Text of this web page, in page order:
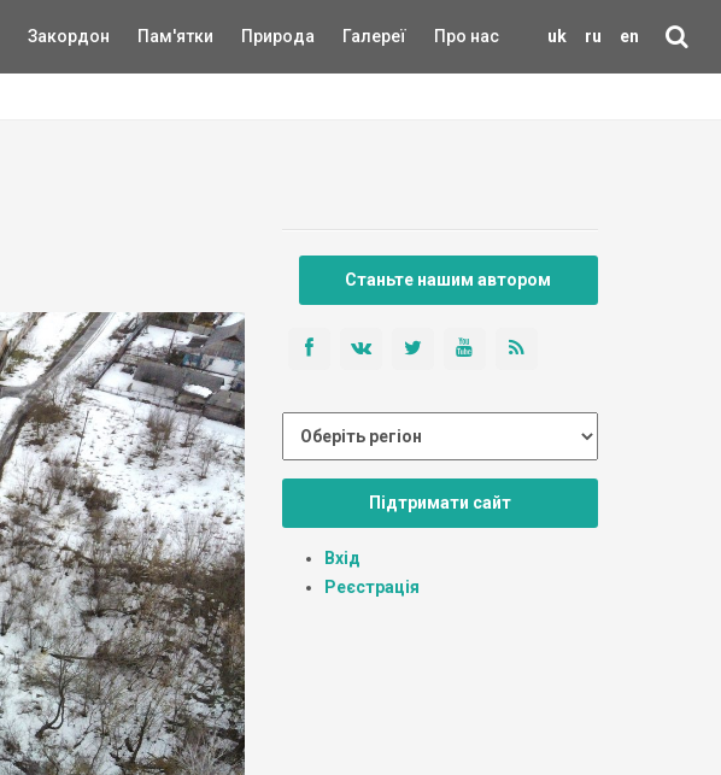
uk ru en
Закордон Пам'ятки Природа Галереї Про нас
Станьте нашим автором
Підтримати сайт
Вхід
Реєстрація